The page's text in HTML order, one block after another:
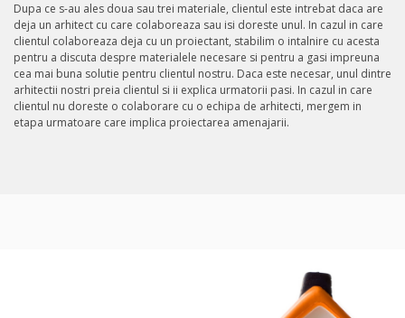
Dupa ce s-au ales doua sau trei materiale, clientul este intrebat daca are
deja un arhitect cu care colaboreaza sau isi doreste unul. In cazul in care
clientul colaboreaza deja cu un proiectant, stabilim o intalnire cu acesta
pentru a discuta despre materialele necesare si pentru a gasi impreuna
cea mai buna solutie pentru clientul nostru. Daca este necesar, unul dintre
arhitectii nostri preia clientul si ii explica urmatorii pasi. In cazul in care
clientul nu doreste o colaborare cu o echipa de arhitecti, mergem in
etapa urmatoare care implica proiectarea amenajarii.